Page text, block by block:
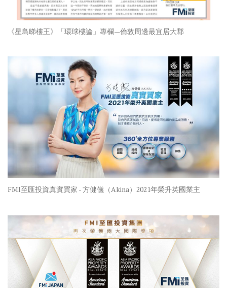
《星島睇樓王》「環球樓論」專欄—倫敦周邊最宜居大郡
FMI至匯投資真實買家 - 方健儀（Akina）2021年榮升英國業主